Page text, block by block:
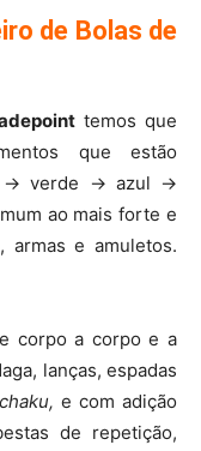
de Bolas de
temos que
que estão
> verde -> azul ->
ao mais forte e
armas e amuletos.
corpo a corpo e a
lanças, espadas
e com adição
de repetição,